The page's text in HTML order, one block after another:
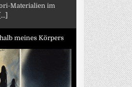
Materialien im
[...]
meines Körpers